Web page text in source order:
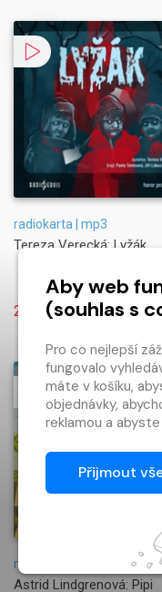
radiokarta | mp3
Tereza Verecká: Lyžák
249 Kč
radiokarta | mp3 | CD
Astrid Lindgrenová: Pipi
Aby web
(souhlas s
Pro co nejlepší
fungovalo
máte v košíku,
objednávky,
reklamou a
Proto od vás
zpracováním
Děkujeme, že
Přijmout